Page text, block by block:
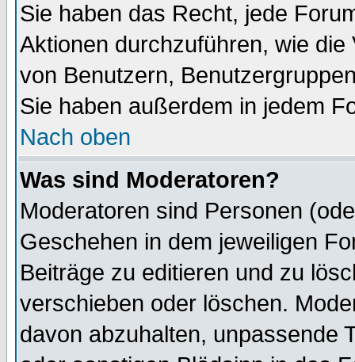
Sie haben das Recht, jede
Aktionen durchzuführen, wie
von Benutzern,
Sie haben außerdem in jedem
Nach oben
Was sind Moderatoren?
Moderatoren sind Personen
Geschehen in dem jeweiligen
Beiträge zu editieren und zu
verschieben oder löschen.
davon abzuhalten, unpassende